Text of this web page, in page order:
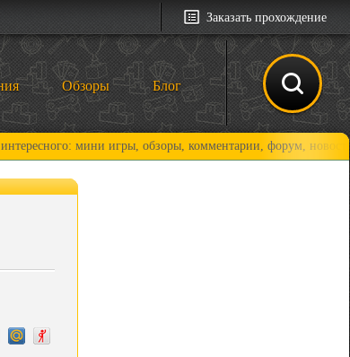
Заказать прохождение
Обзоры Блог
мини игры, обзоры, комментарии, форум, новости и,